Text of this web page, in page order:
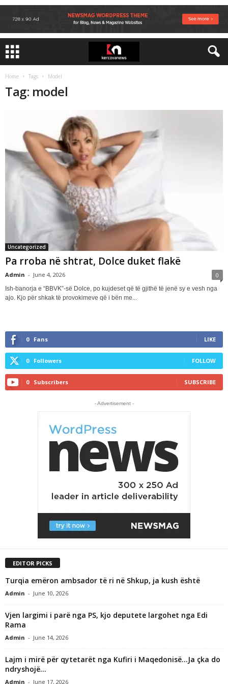
Home Tags Model
Tag: model
Uncategorized
Pa rroba në shtrat, Dolce duket flakë
Admin - June 4, 2026 0
Ish-banorja e “BBVK”-së Dolce, po kujdeset që të gjithë të jenë sy e vesh nga
ajo. Kjo për shkak të provokimeve që i bën me...
0 Fans LIKE
0 Followers FOLLOW
0 Subscribers SUBSCRIBE
- Advertisement -
EDITOR PICKS
Turqia emëron ambsador të ri në Shkup, ja kush është
Admin - June 10, 2026
Vjen largimi i parë nga PS, kjo deputete largohet nga Edi
Rama
Admin - June 14, 2026
Lajm i mirë për qytetarët nga Kufiri i Maqedonisë…Ja çka do
ndryshojë…
Admin - June 17, 2026